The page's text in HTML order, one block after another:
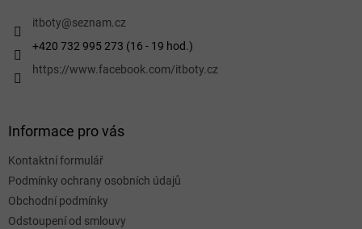
itboty@seznam.cz
+420 732 995 273 (16 - 19 hod.)
https://www.facebook.com/itboty.cz
Informace pro vás
Kontaktní formulář
Podmínky ochrany osobních údajů
Obchodní podmínky
Odstoupení od smlouvy